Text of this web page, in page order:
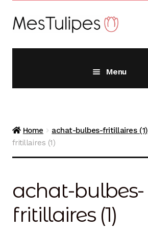
à
navigation
au
Menu
Crocus
Jacinthes
Home achat-bulbes-fritillaires (1)
fritillaires (1)
achat-bulbes-
fritillaires (1)